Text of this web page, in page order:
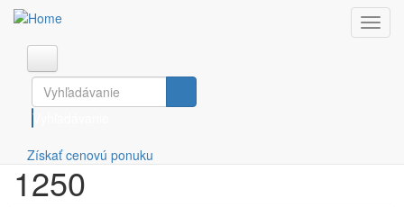
Skočiť na hlavný obsah
COMPRESSED
GAS s.r.o.
info@compressedgas.sk
Kompresory a príslušenstvo
Generátory dusíka a kyslíka
Služby
Vyhľadávanie
Získať cenovú ponuku
BOGE SR 710 ... SRH
1250